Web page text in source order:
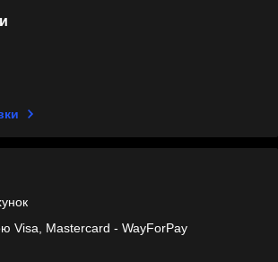
Visa, Mastercard - WayForPay